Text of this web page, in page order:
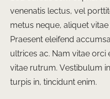
venenatis lectus, vel
metus neque, aliquet
Praesent eleifend
ultrices ac. Nam vitae orci
vitae rutrum. Vestibulum
turpis in, tincidunt enim.